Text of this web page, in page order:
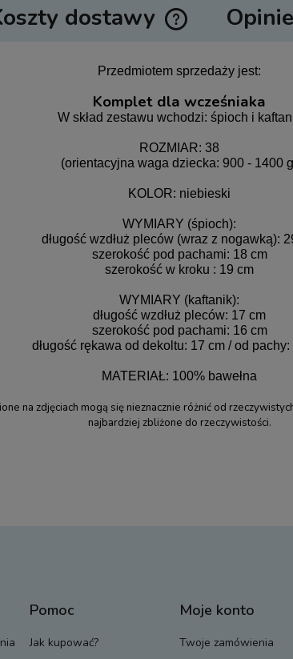
dostawy
płatności
Przedmiotem sprzedaży jest:
Komplet dla wcześniaka
W skład zestawu wchodzi: śpioch i
ROZMIAR: 38
(orientacyjna waga dziecka: 900 - 1400
KOLOR: niebieski
WYMIARY (śpioch):
długość wzdłuż pleców (wraz z nogawką):
szerokość pod pachami: 18 cm
szerokość w kroku : 19 cm
WYMIARY (kaftanik):
długość wzdłuż pleców: 17 cm
szerokość pod pachami: 16 cm
długość rękawa od dekoltu: 17 cm / od pachy:
MATERIAŁ: 100% bawełna
na zdjęciach mogą się nieznacznie różnić od
najbardziej zbliżone do rzeczywistości.
Pomoc
Jak kupować?
Moje konto
Twoje zamówienia